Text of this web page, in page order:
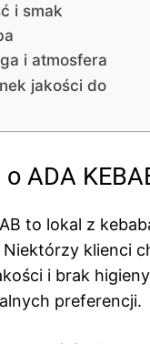
i smak
i atmosfera
jakości do
ADA
to lokal z
klienci
i brak
preferencji.